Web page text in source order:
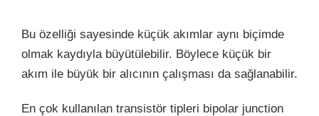
Bu özelliği sayesinde küçük akımlar aynı biçimde
olmak kaydıyla büyütülebilir. Böylece küçük bir
akım ile büyük bir alıcının çalışması da sağlanabilir.
En çok kullanılan transistör tipleri bipolar junction